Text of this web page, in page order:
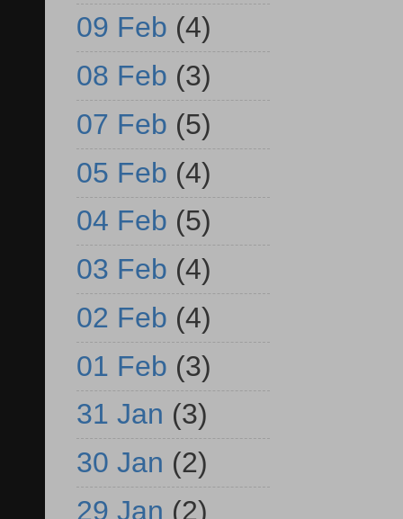
09 Feb (4)
08 Feb (3)
07 Feb (5)
05 Feb (4)
04 Feb (5)
03 Feb (4)
02 Feb (4)
01 Feb (3)
31 Jan (3)
30 Jan (2)
29 Jan (2)